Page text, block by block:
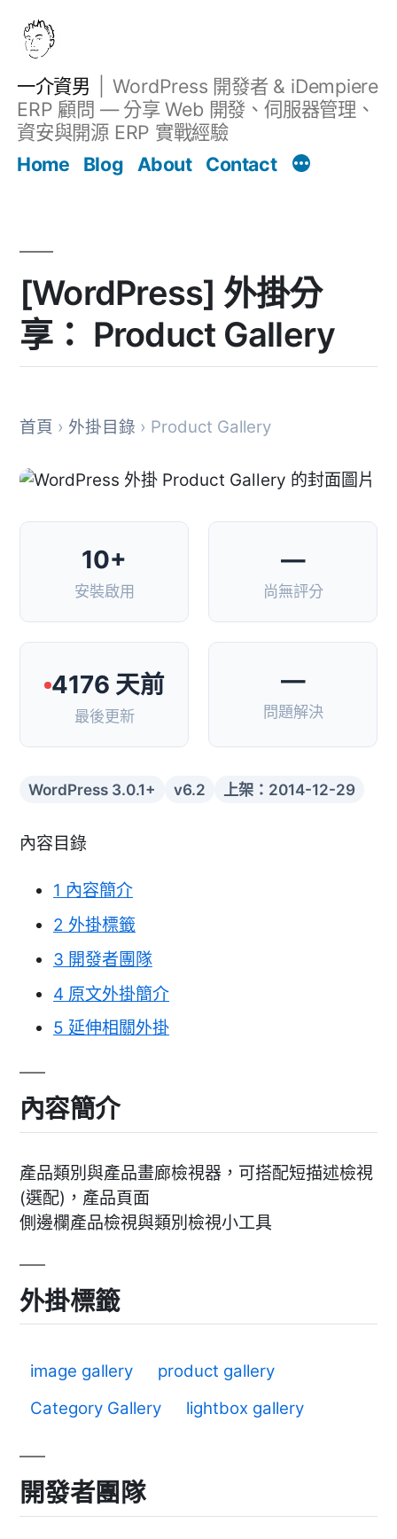
一介資男
WordPress 開發者 & iDempiere
ERP 顧問 — 分享 Web 開發、伺服器管理、
資安與開源 ERP 實戰經驗
Home
Blog About Contact
[WordPress] 外掛分
享： Product Gallery
首頁 › 外掛目錄 › Product Gallery
10+
安裝啟用
—
尚無評分
4176 天前
最後更新
—
問題解決
WordPress 3.0.1+ v6.2 上架：2014-12-29
內容目錄
1 內容簡介
2 外掛標籤
3 開發者團隊
4 原文外掛簡介
5 延伸相關外掛
內容簡介
產品類別與產品畫廊檢視器，可搭配短描述檢視
(選配)，產品頁面
側邊欄產品檢視與類別檢視小工具
外掛標籤
image gallery
product gallery
Category Gallery
lightbox gallery
開發者團隊
文章